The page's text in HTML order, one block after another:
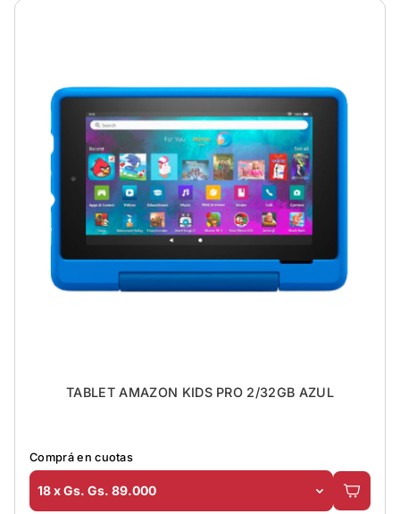
TABLET AMAZON KIDS PRO 2/32GB AZUL
Comprá en cuotas
18 x Gs. Gs. 89.000